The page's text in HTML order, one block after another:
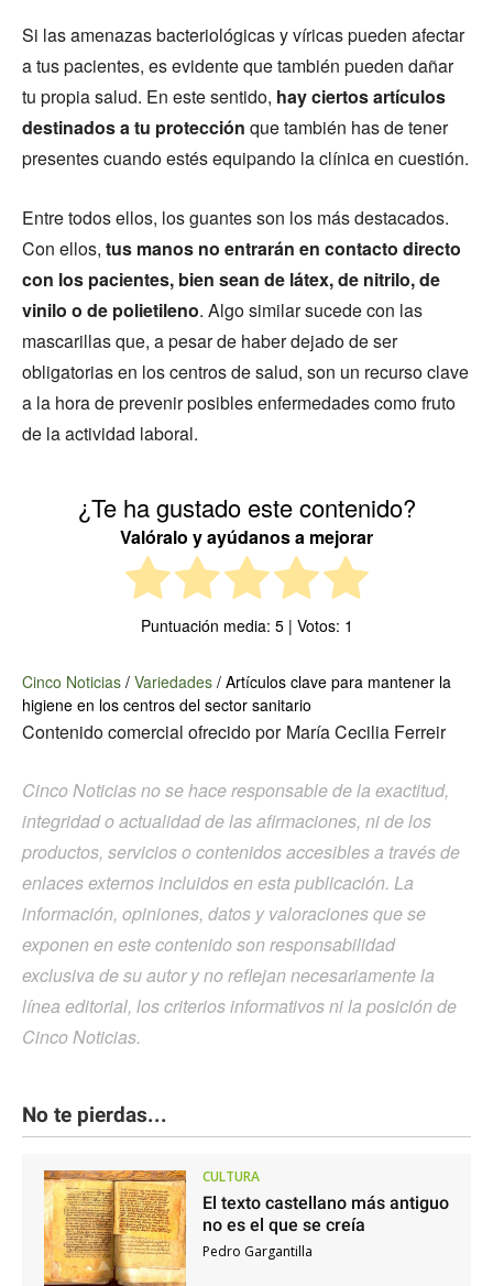
Si las amenazas bacteriológicas y víricas pueden afectar
a tus pacientes, es evidente que también pueden dañar
tu propia salud. En este sentido, hay ciertos artículos
destinados a tu protección que también has de tener
presentes cuando estés equipando la clínica en cuestión.
Entre todos ellos, los guantes son los más destacados.
Con ellos, tus manos no entrarán en contacto directo
con los pacientes, bien sean de látex, de nitrilo, de
vinilo o de polietileno. Algo similar sucede con las
mascarillas que, a pesar de haber dejado de ser
obligatorias en los centros de salud, son un recurso clave
a la hora de prevenir posibles enfermedades como fruto
de la actividad laboral.
¿Te ha gustado este contenido?
Valóralo y ayúdanos a mejorar
Puntuación media: 5| Votos: 1
Cinco Noticias / Variedades / Artículos clave para mantener la
higiene en los centros del sector sanitario
Contenido comercial ofrecido por María Cecilia Ferreir
Cinco Noticias no se hace responsable de la exactitud,
integridad o actualidad de las afirmaciones, ni de los
productos, servicios o contenidos accesibles a través de
enlaces externos incluidos en esta publicación. La
información, opiniones, datos y valoraciones que se
exponen en este contenido son responsabilidad
exclusiva de su autor y no reflejan necesariamente la
línea editorial, los criterios informativos ni la posición de
Cinco Noticias.
No te pierdas...
CULTURA
El texto castellano más antiguo
no es el que se creía
Pedro Gargantilla